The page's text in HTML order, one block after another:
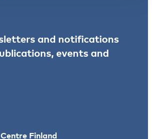
and notifications
events and
Finland